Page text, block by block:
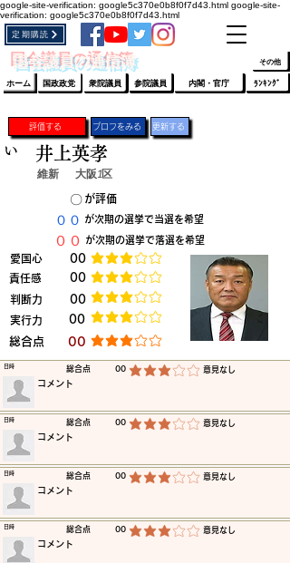
google-site-verification: google5c370e0b8f0f7d43.html google-site-
verification: google5c370e0b8f0f7d43.html
​国会議員の通信簿
定期購読
ホーム 国政政党 衆院議員 参院議員 ﾗﾝｷﾝｸﾞ
内閣・官庁
その他
評価する プロフをみる 更新する
維新 大阪1区
​が評価
​が次期の選挙で当選を希望
​が次期の選挙で落選を希望
​愛国心 ​00 平均評価 3 /5
​責任感 ​00 平均評価 3 /5
​判断力 ​00 平均評価 3 /5
​実行力 ​00 平均評価 3 /5
​総合点 ​00 平均評価 3 /5
い 井上英孝
​〇​
​００
​００
​総合点 00 平均評価 3 /5 ​意見なし
​日時
​コメント
​総合点 00 平均評価 3 /5 ​意見なし
​日時
​コメント
​総合点 00 平均評価 3 /5 ​意見なし
​日時
​コメント
​総合点 00 平均評価 3 /5 ​意見なし
​日時
​コメント